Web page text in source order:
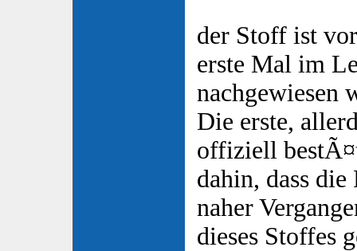
der Stoff ist
erste Mal im
nachgewiesen
Die erste,
offiziell
dahin, dass
naher
dieses Stoffes